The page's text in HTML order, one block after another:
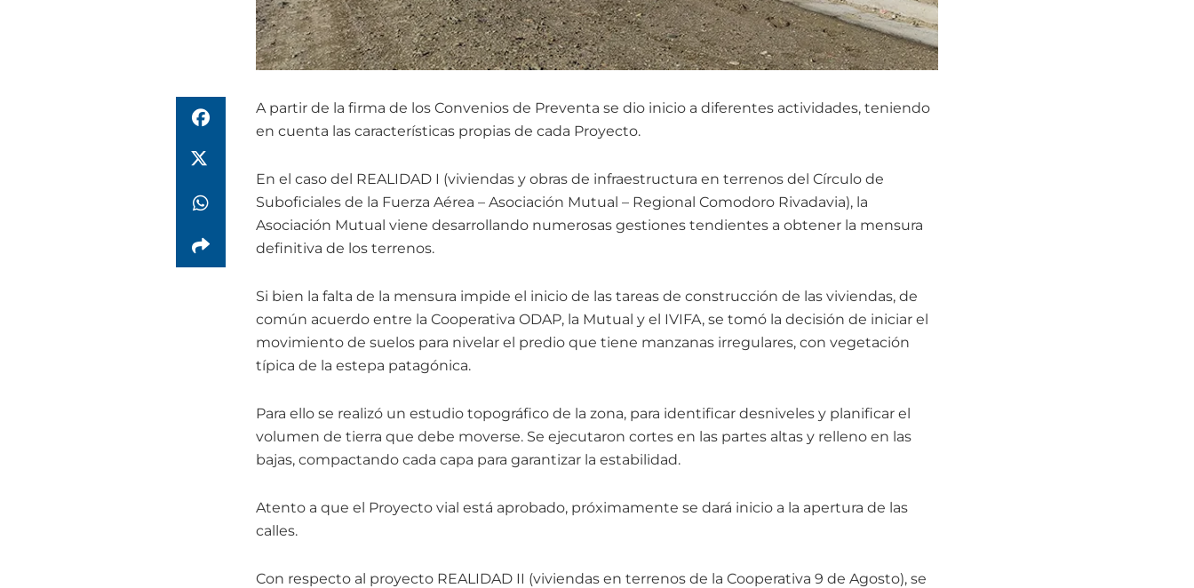
A partir de la firma de los Convenios de Preventa se dio inicio a diferentes actividades, teniendo
en cuenta las características propias de cada Proyecto.
En el caso del REALIDAD I (viviendas y obras de infraestructura en terrenos del Círculo de
Suboficiales de la Fuerza Aérea – Asociación Mutual – Regional Comodoro Rivadavia), la
Asociación Mutual viene desarrollando numerosas gestiones tendientes a obtener la mensura
definitiva de los terrenos.
Si bien la falta de la mensura impide el inicio de las tareas de construcción de las viviendas, de
común acuerdo entre la Cooperativa ODAP, la Mutual y el IVIFA, se tomó la decisión de iniciar el
movimiento de suelos para nivelar el predio que tiene manzanas irregulares, con vegetación
típica de la estepa patagónica.
Para ello se realizó un estudio topográfico de la zona, para identificar desniveles y planificar el
volumen de tierra que debe moverse. Se ejecutaron cortes en las partes altas y relleno en las
bajas, compactando cada capa para garantizar la estabilidad.
Atento a que el Proyecto vial está aprobado, próximamente se dará inicio a la apertura de las
calles.
Con respecto al proyecto REALIDAD II (viviendas en terrenos de la Cooperativa 9 de Agosto), se